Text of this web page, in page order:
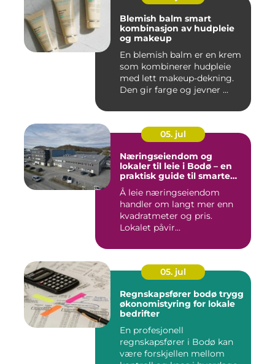
Blemish balm smart
kombinasjon av hudpleie
og makeup
En blemish balm er en krem
som kombinerer hudpleie
med lett makeup-dekning.
Den gir farge og jevner ...
05. jul
Næringseiendom og
lokaler til leie i Bodø – en
praktisk guide til smarte
valg
Å leie næringseiendom
handler om langt mer enn
kvadratmeter og pris.
Lokalet påvir...
05. jul
Regnskapsfører bodø trygg
økonomistyring for lokale
bedrifter
En profesjonell
regnskapsfører i Bodø kan
være forskjellen mellom